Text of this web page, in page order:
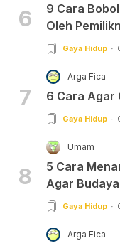
6
9 Cara
Oleh
Gaya Hidup
7
Arga Fica
6 Cara Agar
Gaya Hidup
8
Umam
5 Cara
Agar
Gaya Hidup
Arga Fica